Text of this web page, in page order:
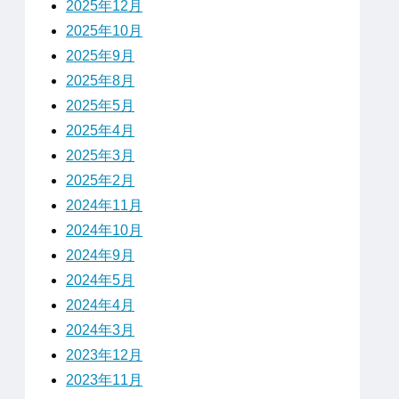
2025年12月
2025年10月
2025年9月
2025年8月
2025年5月
2025年4月
2025年3月
2025年2月
2024年11月
2024年10月
2024年9月
2024年5月
2024年4月
2024年3月
2023年12月
2023年11月